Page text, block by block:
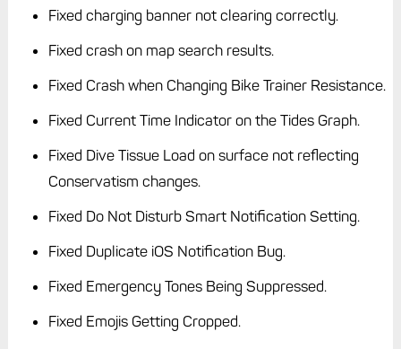
Fixed charging banner not clearing correctly.
Fixed crash on map search results.
Fixed Crash when Changing Bike Trainer Resistance.
Fixed Current Time Indicator on the Tides Graph.
Fixed Dive Tissue Load on surface not reflecting
Conservatism changes.
Fixed Do Not Disturb Smart Notification Setting.
Fixed Duplicate iOS Notification Bug.
Fixed Emergency Tones Being Suppressed.
Fixed Emojis Getting Cropped.